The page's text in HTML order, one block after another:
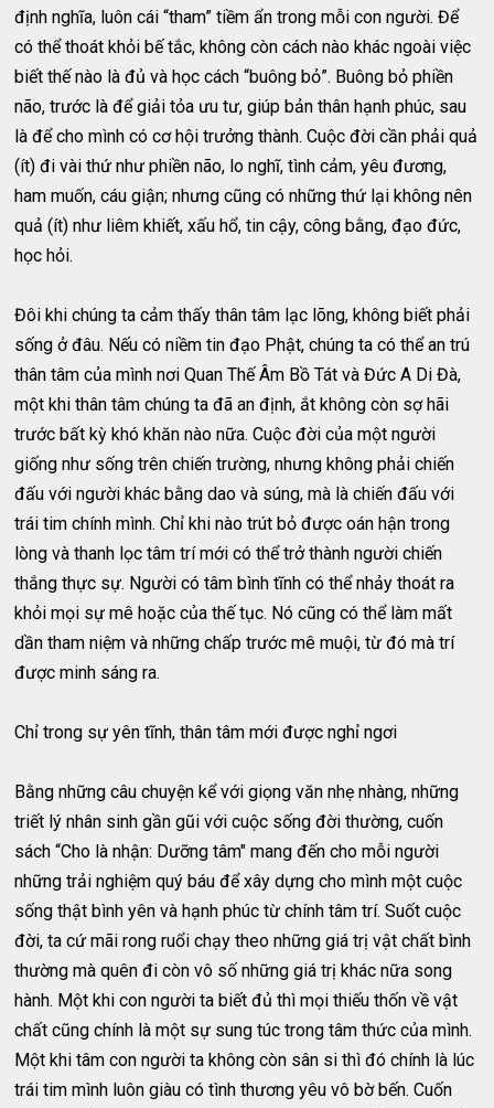
định nghĩa, luôn cái “tham” tiềm ẩn trong mỗi con người. Để
có thể thoát khỏi bế tắc, không còn cách nào khác ngoài việc
biết thế nào là đủ và học cách “buông bỏ”. Buông bỏ phiền
não, trước là để giải tỏa ưu tư, giúp bản thân hạnh phúc, sau
là để cho mình có cơ hội trưởng thành. Cuộc đời cần phải quả
(ít) đi vài thứ như phiền não, lo nghĩ, tình cảm, yêu đương,
ham muốn, cáu giận; nhưng cũng có những thứ lại không nên
quả (ít) như liêm khiết, xấu hổ, tin cậy, công bằng, đạo đức,
học hỏi.
Đôi khi chúng ta cảm thấy thân tâm lạc lõng, không biết phải
sống ở đâu. Nếu có niềm tin đạo Phật, chúng ta có thể an trú
thân tâm của mình nơi Quan Thế Âm Bồ Tát và Đức A Di Đà,
một khi thân tâm chúng ta đã an định, ắt không còn sợ hãi
trước bất kỳ khó khăn nào nữa. Cuộc đời của một người
giống như sống trên chiến trường, nhưng không phải chiến
đấu với người khác bằng dao và súng, mà là chiến đấu với
trái tim chính mình. Chỉ khi nào trút bỏ được oán hận trong
lòng và thanh lọc tâm trí mới có thể trở thành người chiến
thắng thực sự. Người có tâm bình tĩnh có thể nhảy thoát ra
khỏi mọi sự mê hoặc của thế tục. Nó cũng có thể làm mất
dần tham niệm và những chấp trước mê muội, từ đó mà trí
được minh sáng ra.
Chỉ trong sự yên tĩnh, thân tâm mới được nghỉ ngơi
Bằng những câu chuyện kể với giọng văn nhẹ nhàng, những
triết lý nhân sinh gần gũi với cuộc sống đời thường, cuốn
sách “Cho là nhận: Dưỡng tâm" mang đến cho mỗi người
những trải nghiệm quý báu để xây dựng cho mình một cuộc
sống thật bình yên và hạnh phúc từ chính tâm trí. Suốt cuộc
đời, ta cứ mãi rong ruổi chạy theo những giá trị vật chất bình
thường mà quên đi còn vô số những giá trị khác nữa song
hành. Một khi con người ta biết đủ thì mọi thiếu thốn về vật
chất cũng chính là một sự sung túc trong tâm thức của mình.
Một khi tâm con người ta không còn sân si thì đó chính là lúc
trái tim mình luôn giàu có tình thương yêu vô bờ bến. Cuốn